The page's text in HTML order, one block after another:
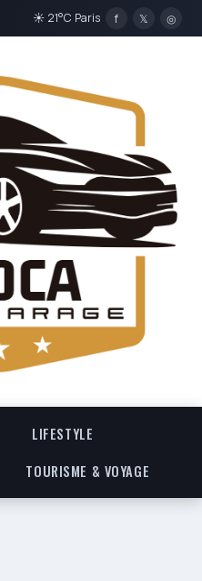
☀ 21°C Paris f 𝕏 ◎
LIFESTYLE
TOURISME & VOYAGE